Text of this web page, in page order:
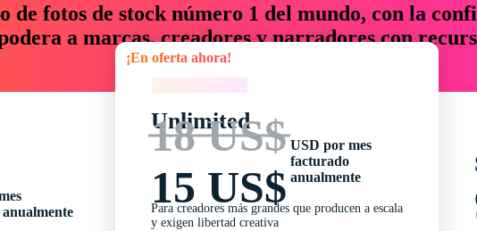
de fotos de stock número 1 del mundo, con la
a marcas, creadores y narradores con
un 76 % en tiempo y presupuesto.
¡En oferta ahora!
Unlimited
18 US$
15 US$
USD por mes
facturado
anualmente
Para creadores más grandes que producen a escala
y exigen libertad creativa